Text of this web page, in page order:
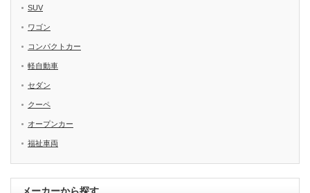
SUV
ワゴン
コンパクトカー
軽自動車
セダン
クーペ
オープンカー
福祉車両
メーカーから探す